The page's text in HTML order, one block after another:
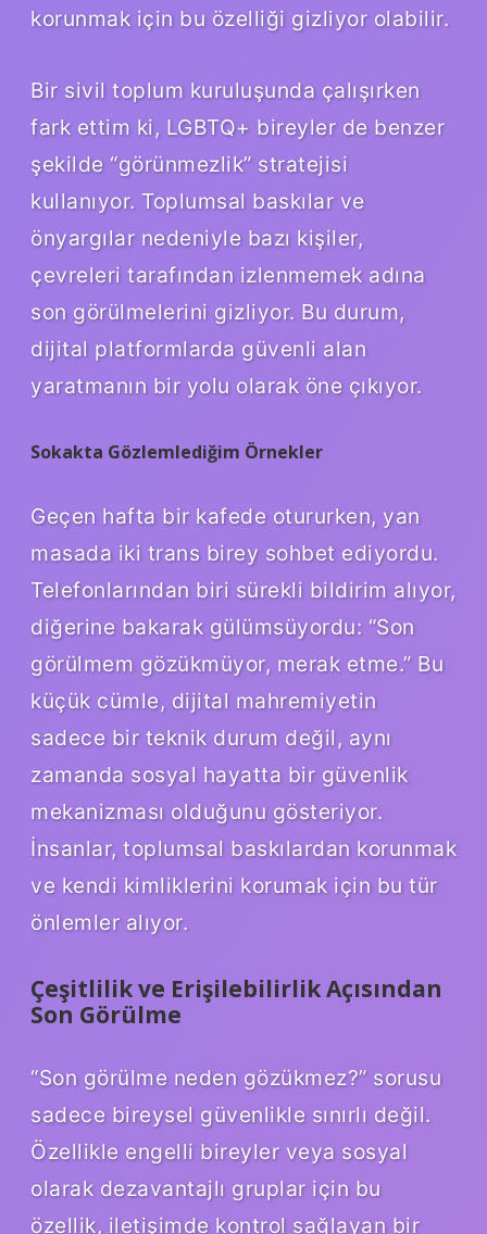
korunmak için bu özelliği gizliyor olabilir.
Bir sivil toplum kuruluşunda çalışırken
fark ettim ki, LGBTQ+ bireyler de benzer
şekilde “görünmezlik” stratejisi
kullanıyor. Toplumsal baskılar ve
önyargılar nedeniyle bazı kişiler,
çevreleri tarafından izlenmemek adına
son görülmelerini gizliyor. Bu durum,
dijital platformlarda güvenli alan
yaratmanın bir yolu olarak öne çıkıyor.
Sokakta Gözlemlediğim Örnekler
Geçen hafta bir kafede otururken, yan
masada iki trans birey sohbet ediyordu.
Telefonlarından biri sürekli bildirim alıyor,
diğerine bakarak gülümsüyordu: “Son
görülmem gözükmüyor, merak etme.” Bu
küçük cümle, dijital mahremiyetin
sadece bir teknik durum değil, aynı
zamanda sosyal hayatta bir güvenlik
mekanizması olduğunu gösteriyor.
İnsanlar, toplumsal baskılardan korunmak
ve kendi kimliklerini korumak için bu tür
önlemler alıyor.
Çeşitlilik ve Erişilebilirlik Açısından
Son Görülme
“Son görülme neden gözükmez?” sorusu
sadece bireysel güvenlikle sınırlı değil.
Özellikle engelli bireyler veya sosyal
olarak dezavantajlı gruplar için bu
özellik, iletişimde kontrol sağlayan bir